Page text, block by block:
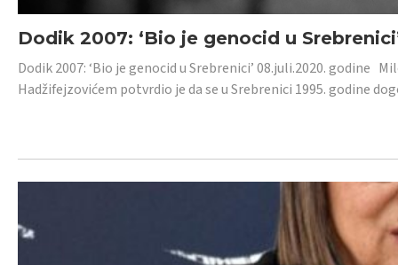
Dodik 2007: ‘Bio je genocid u
Dodik 2007: ‘Bio je genocid u Srebrenici’ 08.juli.2020. godine
Hadžifejzovićem potvrdio je da se u Srebrenici 1995. godine